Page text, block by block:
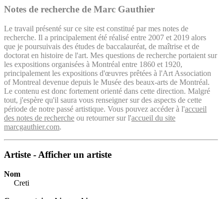
Notes de recherche de Marc Gauthier
Le travail présenté sur ce site est constitué par mes notes de
recherche. Il a principalement été réalisé entre 2007 et 2019 alors
que je poursuivais des études de baccalauréat, de maîtrise et de
doctorat en histoire de l'art. Mes questions de recherche portaient sur
les expositions organisées à Montréal entre 1860 et 1920,
principalement les expositions d'œuvres prêtées à l'Art Association
of Montreal devenue depuis le Musée des beaux-arts de Montréal.
Le contenu est donc fortement orienté dans cette direction. Malgré
tout, j'espère qu'il saura vous renseigner sur des aspects de cette
période de notre passé artistique. Vous pouvez accéder à l'accueil
des notes de recherche ou retourner sur l'accueil du site
marcgauthier.com.
Artiste - Afficher un artiste
Nom
Creti